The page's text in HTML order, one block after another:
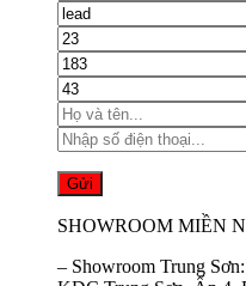
SHOWROOM MIỀN
– Showroom Trung Sơn: